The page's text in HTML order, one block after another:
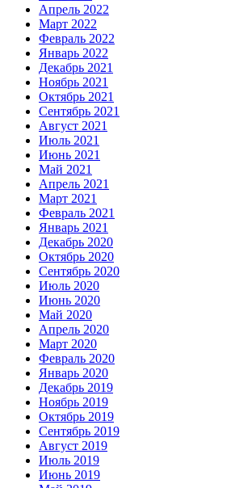
Апрель 2022
Март 2022
Февраль 2022
Январь 2022
Декабрь 2021
Ноябрь 2021
Октябрь 2021
Сентябрь 2021
Август 2021
Июль 2021
Июнь 2021
Май 2021
Апрель 2021
Март 2021
Февраль 2021
Январь 2021
Декабрь 2020
Октябрь 2020
Сентябрь 2020
Июль 2020
Июнь 2020
Май 2020
Апрель 2020
Март 2020
Февраль 2020
Январь 2020
Декабрь 2019
Ноябрь 2019
Октябрь 2019
Сентябрь 2019
Август 2019
Июль 2019
Июнь 2019